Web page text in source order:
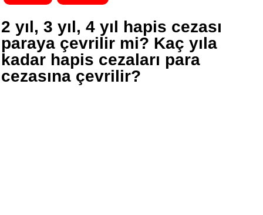
2 yıl, 3 yıl, 4 yıl hapis cezası
paraya çevrilir mi? Kaç yıla
kadar hapis cezaları para
cezasına çevrilir?